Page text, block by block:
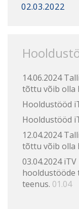
02.03.2022
14.06.2024
tõttu võib olla
Hooldustööd
Hooldustööd
12.04.2024
tõttu võib olla
03.04.2024
hooldustööde
teenus. 01.04